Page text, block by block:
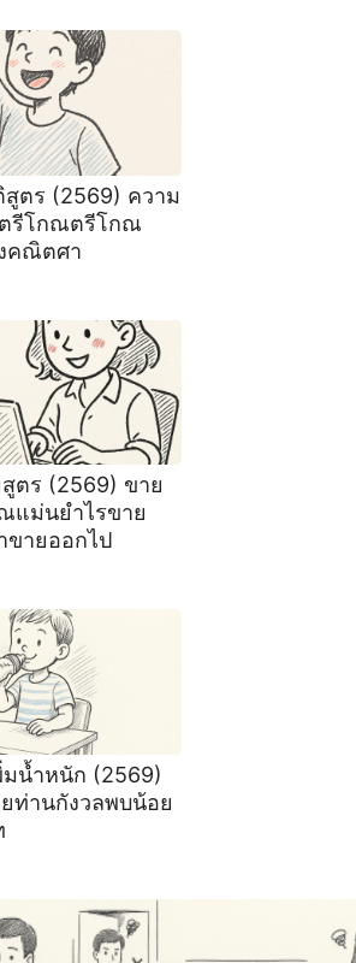
ตร (2569) ความ
รีโกณตรีโกณ
คณิตศา
ตร (2569) ขาย
แม่นยำไรขาย
ขายออกไป
มน้ำหนัก (2569)
ท่านกังวลพบน้อย